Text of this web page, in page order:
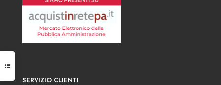
SERVIZIO CLIENTI